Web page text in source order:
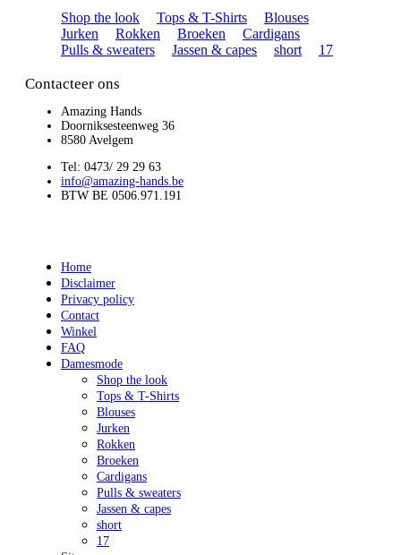
Shop the look Tops & T-Shirts
Blouses
Jurken
Rokken Broeken
Cardigans
Pulls & sweaters
Jassen & capes short 17
Contacteer ons
Amazing Hands
Doorniksesteenweg 36
8580 Avelgem
Tel: 0473/ 29 29 63
info@amazing-hands.be
BTW BE 0506.971.191
Home
Disclaimer
Privacy policy
Contact
Winkel
FAQ
Damesmode
Shop the look
Tops & T-Shirts
Blouses
Jurken
Rokken
Broeken
Cardigans
Pulls & sweaters
Jassen & capes
short
17